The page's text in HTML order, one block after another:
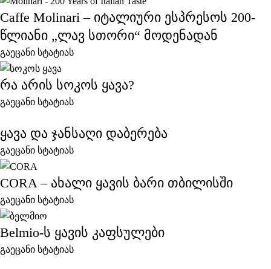
Caffe Molinari – იტალიური ესპრესოს 200-
წლიანი „ლავ სთორი“ მოდენადან
გაეცანი სტატიას
რა არის სოკოს ყავა?
გაეცანი სტატიას
ყავა და ჯანსაღი დაბერება
გაეცანი სტატიას
CORA – ახალი ყავის ბარი თბილისში
გაეცანი სტატიას
Belmio-ს ყავის კაფსულები
გაეცანი სტატიას